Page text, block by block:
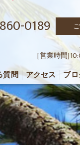
0189
[営業時間
質問 アクセス ブ